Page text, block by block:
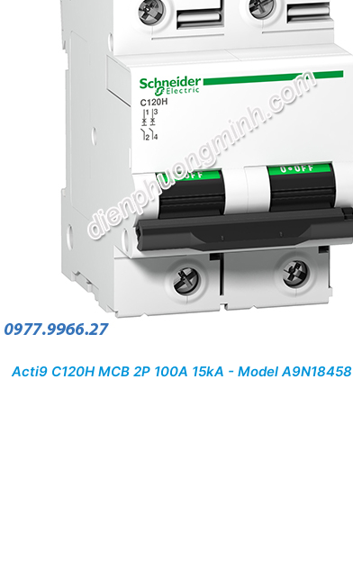
Acti9 C120H MCB 2P 100A 15kA - Model A9N18458